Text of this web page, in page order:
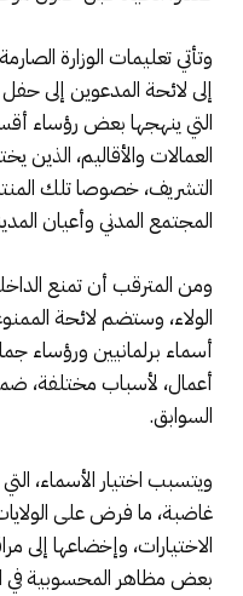
وتأتي تعليمات الوزارة
إلى لائحة المدعوين إلى
التي ينهجها بعض رؤساء
العمالات والأقاليم، الذين
التشريف، خصوصا تلك
المجتمع المدني وأعيان
ومن المترقب أن تمنع
الولاء، وستضم لائحة
أسماء برلمانيين ورؤساء
أعمال، لأسباب مختلفة،
السوابق.
ويتسبب اختيار الأسماء،
غاضبة، ما فرض على
الاختيارات، وإخضاعها إلى
بعض مظاهر المحسوبية في